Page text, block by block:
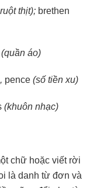
ruột thịt); brethen
(quần áo)
pence (số tiền xu)
(khuôn nhạc)
chữ hoặc viết rời
là danh từ đơn và